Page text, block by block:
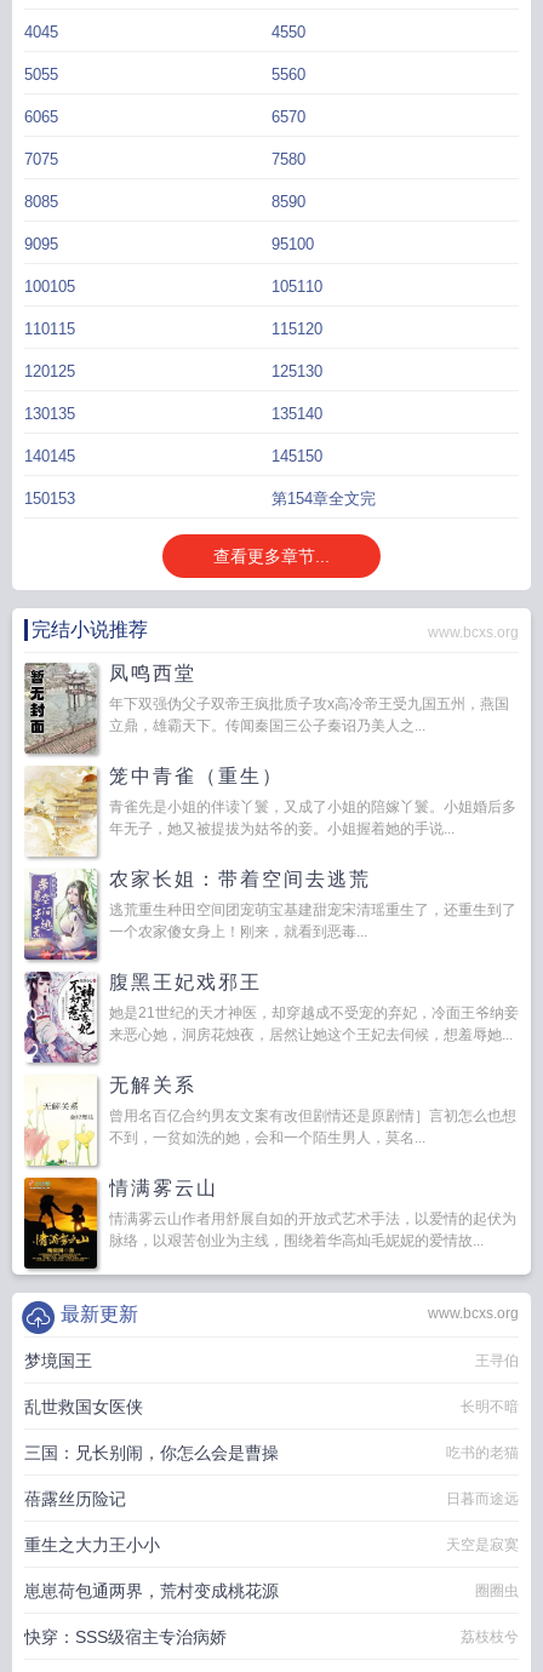
影八十年代影后 八十年代影视大亨三来喜资源
后八零年代影视大亨 八十年代影视大亨by三来喜番外
笔趣阁
八十年代影视大亨TXT
4045 4550
5055 5560
6065 6570
7075 7580
8085 8590
9095 95100
100105 105110
110115 115120
120125 125130
130135 135140
140145 145150
150153 第154章全文完
查看更多章节...
完结小说推荐 www.bcxs.org
凤鸣西堂
年下双强伪父子双帝王疯批质子攻x高冷帝王受九国五州，燕国
立鼎，雄霸天下。传闻秦国三公子秦诏乃美人之...
笼中青雀（重生）
青雀先是小姐的伴读丫鬟，又成了小姐的陪嫁丫鬟。小姐婚后多
年无子，她又被提拔为姑爷的妾。小姐握着她的手说...
农家长姐：带着空间去逃荒
逃荒重生种田空间团宠萌宝基建甜宠宋清瑶重生了，还重生到了
一个农家傻女身上！刚来，就看到恶毒...
腹黑王妃戏邪王
她是21世纪的天才神医，却穿越成不受宠的弃妃，冷面王爷纳妾
来恶心她，洞房花烛夜，居然让她这个王妃去伺候，想羞辱她...
无解关系
曾用名百亿合约男友文案有改但剧情还是原剧情］言初怎么也想
不到，一贫如洗的她，会和一个陌生男人，莫名...
情满雾云山
情满雾云山作者用舒展自如的开放式艺术手法，以爱情的起伏为
脉络，以艰苦创业为主线，围绕着华高灿毛妮妮的爱情故...
www.bcxs.org
最新更新
梦境国王 王寻伯
乱世救国女医侠 长明不暗
三国：兄长别闹，你怎么会是曹操 吃书的老猫
蓓露丝历险记 日暮而途远
重生之大力王小小 天空是寂寞
崽崽荷包通两界，荒村变成桃花源 圈圈虫
快穿：SSS级宿主专治病娇 荔枝枝兮